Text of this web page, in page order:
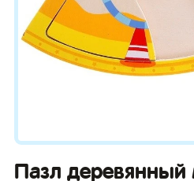
Пазл